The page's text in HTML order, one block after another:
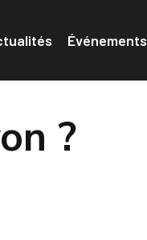
Événements
?